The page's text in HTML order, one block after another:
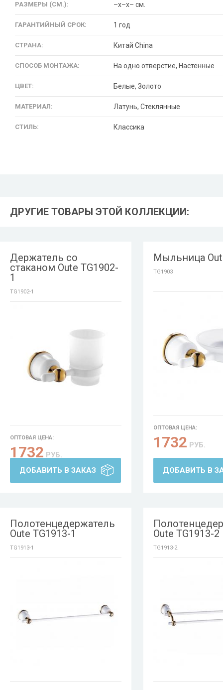
РАЗМЕРЫ (СМ.): –x–x– см.
ГАРАНТИЙНЫЙ СРОК: 1 год
СТРАНА: Китай China
СПОСОБ МОНТАЖА: На одно отверстие, Настенные
ЦВЕТ: Белые, Золото
МАТЕРИАЛ: Латунь, Стеклянные
СТИЛЬ: Классика
ДРУГИЕ ТОВАРЫ ЭТОЙ КОЛЛЕКЦИИ:
Держатель со
стаканом Oute TG1902-
1
TG1902-1
ОПТОВАЯ ЦЕНА:
1732 РУБ.
ДОБАВИТЬ В ЗАКАЗ
Мыльница
TG1903
ОПТОВАЯ ЦЕНА:
1732 РУБ.
ДОБАВИТЬ В
Полотенцедержатель
Oute TG1913-1
TG1913-1
Oute TG1913-2
TG1913-2